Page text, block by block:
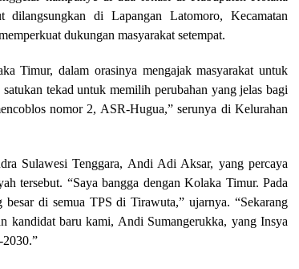
dilangsungkan di Lapangan Latomoro, Kecamatan
dukungan masyarakat setempat.
Timur, dalam orasinya mengajak masyarakat untuk
tekad untuk memilih perubahan yang jelas bagi
nomor 2, ASR-Hugua,” serunya di Kelurahan
Sulawesi Tenggara, Andi Adi Aksar, yang percaya
tersebut. “Saya bangga dengan Kolaka Timur. Pada
di semua TPS di Tirawuta,” ujarnya. “Sekarang
kandidat baru kami, Andi Sumangerukka, yang Insya